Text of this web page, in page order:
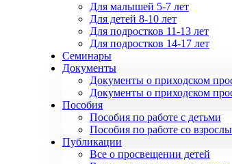
Для малышей 5-7 лет
Для детей 8-10 лет
Для подростков 11-13 лет
Для подростков 14-17 лет
Семинары
Документы
Документы о приходском
Документы о приходском
Пособия
Пособия по работе с детьми
Пособия по работе со
Публикации
Все о просвещении детей